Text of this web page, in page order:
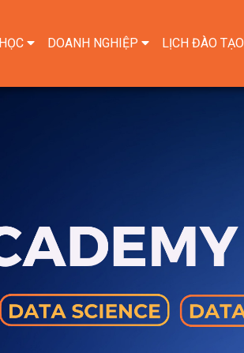
DOANH NGHIỆP LỊCH ĐÀO TẠO